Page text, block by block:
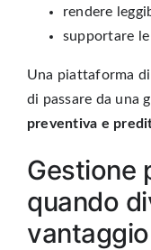
rendere
supportare
Una piattaforma
di passare da una
preventiva e
Gestione
quando